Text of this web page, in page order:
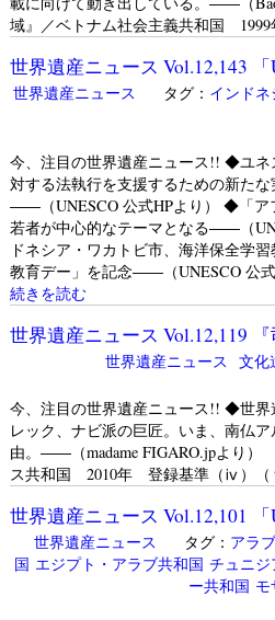
域』／ベトナム社会主義共和国
世界遺産ニュース Vol.12,143 「
世界遺産ニュース タグ： インド
今、注目の世界遺産ニュース!! ◆ユネ
対する法執行を支援するための新た
――（UNESCO 公式HPより） ◆「ア
若者が中心的なテーマとなる――（
ドネシア・ワカトビ市、海洋保全学
教育デー」を記念――（UNESCO 公
続きを読む
世界遺産ニュース Vol.12,119 『
世界遺産ニュース 文化
今、注目の世界遺産ニュース!! ◆世界
レック、ナビ派の巨匠。いま、南仏
由。――（madame FIGARO.jpより）
ス共和国 2010年 登録基準（ⅳ）（
世界遺産ニュース Vol.12,101 「
世界遺産ニュース タグ： アラ
国 エジプト・アラブ共和国 チュニジ
ー共和国 モ